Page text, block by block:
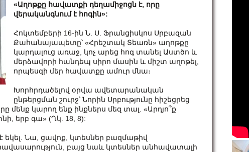
«Աղոթքը հավատքի դեղամիջոցն է, որը
վերականգնում է հոգին»:
Հոկտեմբերի 16-ին Ն. Ս. Ֆրանցիսկոս Սրբազան
Քահանայապետը՝ «Հրեշտակ Տեառն» աղոթքը
կարդալուց առաջ, կոչ արեց հոգ տանել Աստծո և
մերձավորի հանդեպ սիրո մասին և միշտ աղոթել,
որպեսզի մեր հավատքը ամուր մնա։
Խորհրդածելով օրվա ավետարանական
ընթերցման շուրջ՝ Նորին Սրբությունը հիշեցրեց
մենք կարող ենք ինքներս մեզ տալ. «Արդյո՞ք
երբ գա» (Ղկ. 18, 8):
եկել. Նա, ցավոք, կտեսներ բազմաթիվ
բայց նաև կտեսներ անհավատալի